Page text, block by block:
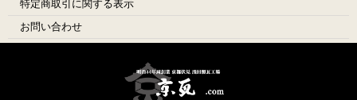
特定商取引に関する表示
お問い合わせ